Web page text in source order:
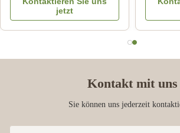
jetzt
Kontakt mit uns
Sie können uns jederzeit